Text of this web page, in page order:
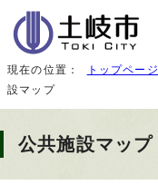
現在の位置： トップページ
設マップ
公共施設マップ